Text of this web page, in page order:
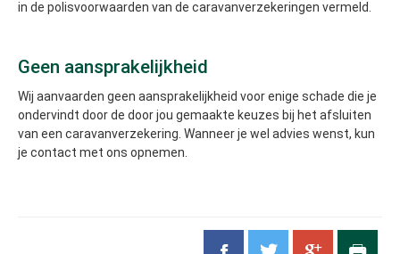
in de polisvoorwaarden van de caravanverzekeringen vermeld.
Geen aansprakelijkheid
Wij aanvaarden geen aansprakelijkheid voor enige schade die je
ondervindt door de door jou gemaakte keuzes bij het afsluiten
van een caravanverzekering. Wanneer je wel advies wenst, kun
je contact met ons opnemen.